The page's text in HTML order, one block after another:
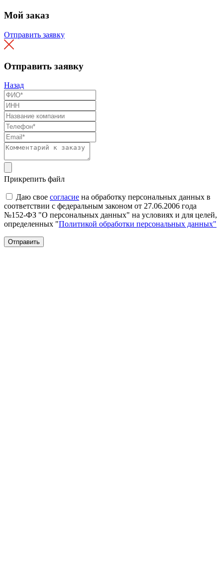
Мой заказ
Отправить заявку
Отправить заявку
Назад
Прикрепить файл
Даю свое согласие на обработку персональных данных в
соответствии с федеральным законом от 27.06.2006 года
№152-ФЗ "О персональных данных" на условиях и для целей,
определенных "Политикой обработки персональных данных"
Отправить